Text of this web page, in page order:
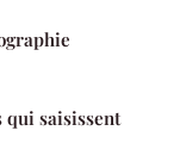
qui saisissent